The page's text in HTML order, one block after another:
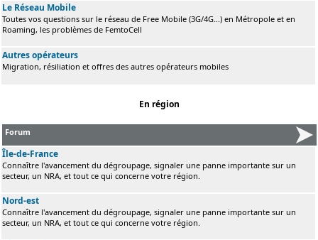
Le Réseau Mobile
Toutes vos questions sur le réseau de Free Mobile (3G/4G...) en Métropole et en
Roaming, les problèmes de FemtoCell
Autres opérateurs
Migration, résiliation et offres des autres opérateurs mobiles
En région
Forum
Île-de-France
Connaître l'avancement du dégroupage, signaler une panne importante sur un
secteur, un NRA, et tout ce qui concerne votre région.
Nord-est
Connaître l'avancement du dégroupage, signaler une panne importante sur un
secteur, un NRA, et tout ce qui concerne votre région.